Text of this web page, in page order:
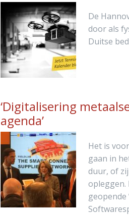
De
door als
Duitse
‘Digitalisering
agenda’
Het is
gaan in
duur, of
opleggen.
geopende